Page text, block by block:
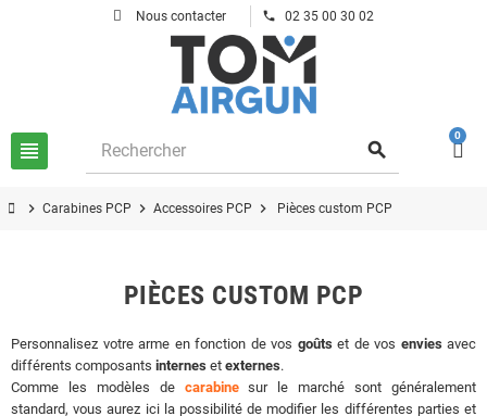
Nous contacter phone 02 35 00 30 02
view_headline search
0
chevron_right Carabines PCP chevron_right Accessoires PCP chevron_right Pièces custom PCP
PIÈCES CUSTOM PCP
Personnalisez votre arme en fonction de vos goûtset de vos enviesavec
différents composants internes et externes.
Comme les modèles de carabinesur le marché sont généralement
standard, vous aurez ici la possibilité de modifier les différentes parties et